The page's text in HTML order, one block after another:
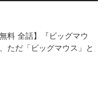
料 全話】『ビッグマウ
ただ「ビッグマウス」と